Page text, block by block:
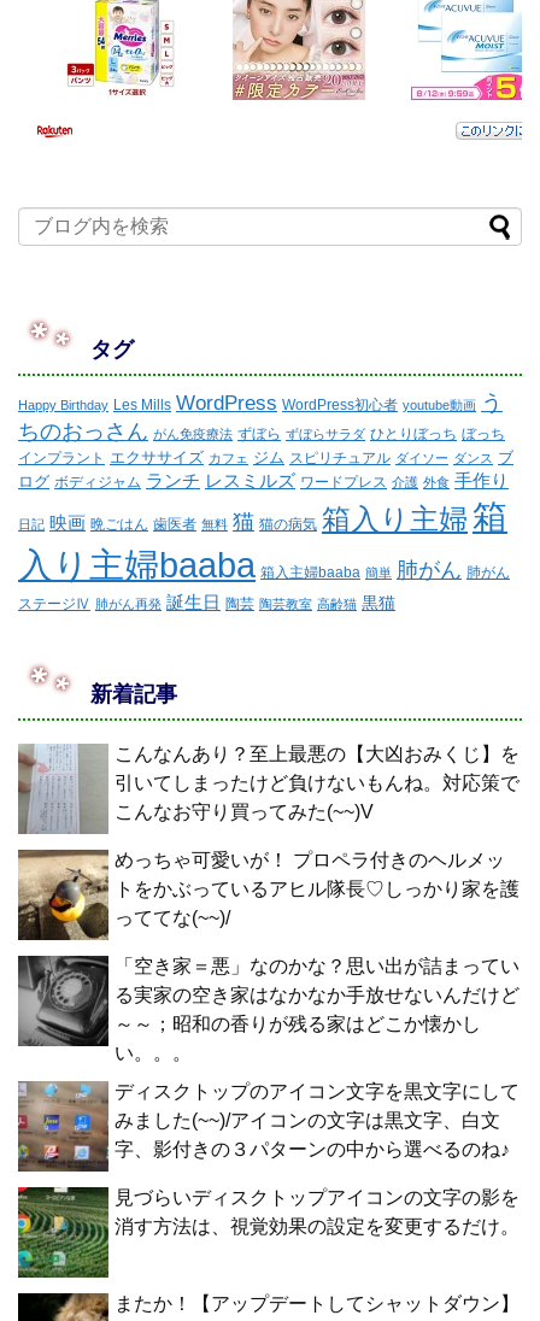
タグ
Happy Birthday Les Mills WordPress WordPress初心者 youtube動画 う
ちのおっさん がん免疫療法 ずぼら ずぼらサラダ ひとりぼっち ぼっち
インプラント エクササイズ カフェ ジム スピリチュアル ダイソー ダンス ブ
ログ ボディジャム ランチ レスミルズ ワードプレス 介護 外食 手作り
日記 映画 晩ごはん 歯医者 無料 猫 猫の病気 箱入り主婦箱
入り主婦baaba 箱入主婦baaba 簡単 肺がん 肺がん
ステージⅣ 肺がん再発 誕生日 陶芸 陶芸教室 高齢猫 黒猫
新着記事
こんなんあり？至上最悪の【大凶おみくじ】を
引いてしまったけど負けないもんね。対応策で
こんなお守り買ってみた(~~)V
めっちゃ可愛いが！ プロペラ付きのヘルメッ
トをかぶっているアヒル隊長♡しっかり家を護
っててな(~~)/
「空き家＝悪」なのかな？思い出が詰まってい
る実家の空き家はなかなか手放せないんだけど
～～；昭和の香りが残る家はどこか懐かし
い。。。
ディスクトップのアイコン文字を黒文字にして
みました(~~)/アイコンの文字は黒文字、白文
字、影付きの３パターンの中から選べるのね♪
見づらいディスクトップアイコンの文字の影を
消す方法は、視覚効果の設定を変更するだけ。
またか！【アップデートしてシャットダウン】